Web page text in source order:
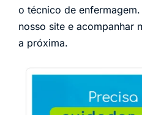
o técnico de
nosso site e acompanhar
a próxima.